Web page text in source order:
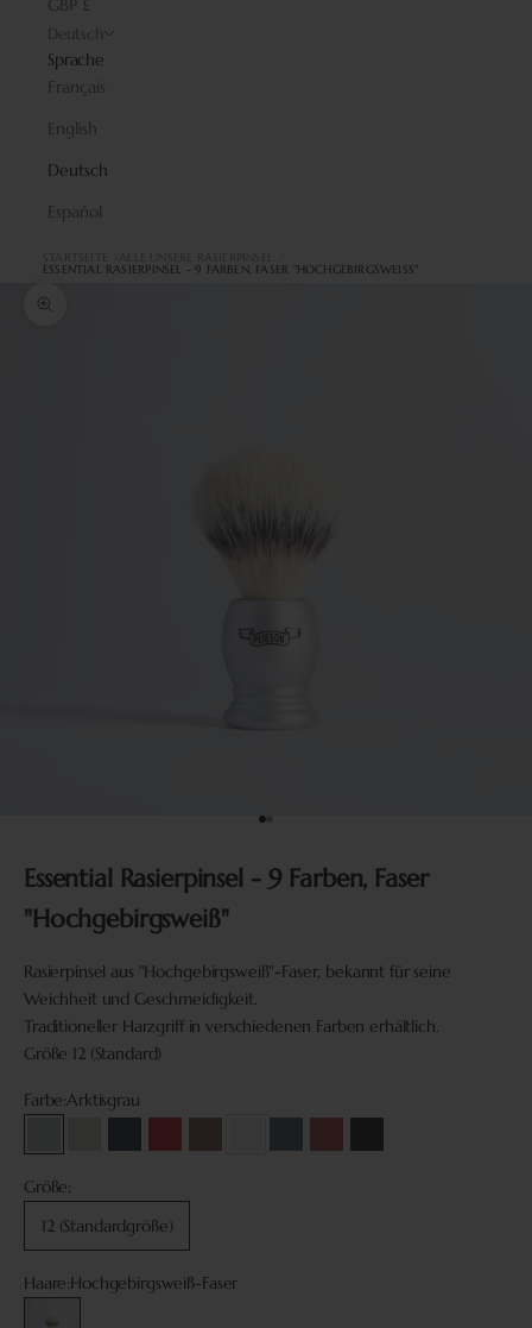
Deutsch
Sprache
Français
English
Deutsch
Español
ESSENTIAL RASIERPINSEL - 9 FARBEN, FASER "HOCHGEBIRGSWEISS"
Bild vergrößern
Gehe zu Element 1
Gehe zu Element 10
Essential Rasierpinsel - 9 Farben, Faser
"Hochgebirgsweiß"
Rasierpinsel aus "Hochgebirgsweiß"-Faser, bekannt für seine
Weichheit und Geschmeidigkeit.
Traditioneller Harzgriff in verschiedenen Farben erhältlich.
Größe 12 (Standard)
Farbe:Arktisgrau
ArktisgrauPerlgrauNachtblau
FerrarirotPerlbraun
WeißSchieferblau
PerlrotSchwarz
Größe:
12 (Standardgröße)
Haare:Hochgebirgsweiß-Faser